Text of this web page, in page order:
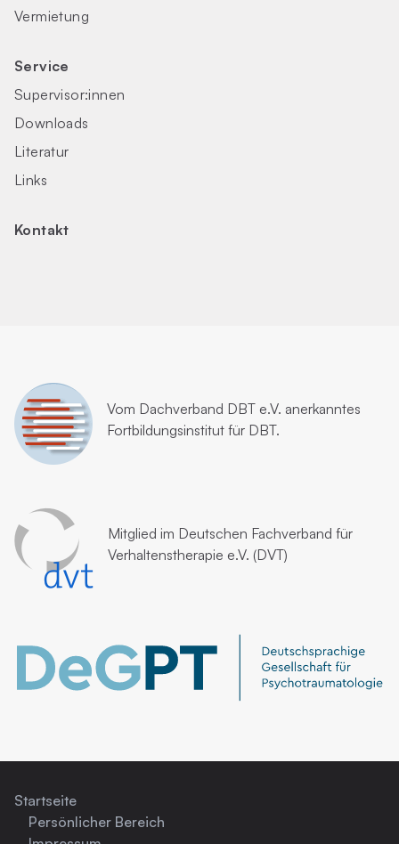
Vermietung
Service
Supervisor:innen
Downloads
Literatur
Links
Kontakt
Vom Dachverband DBT e.V. anerkanntes
Fortbildungsinstitut für DBT.
Mitglied im Deutschen Fachverband für
Verhaltenstherapie e.V. (DVT)
Startseite
Persönlicher Bereich